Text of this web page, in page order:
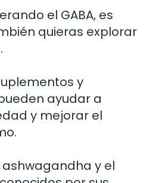
el GABA, es
quieras explorar
y
ayudar a
y mejorar el
ashwagandha y el